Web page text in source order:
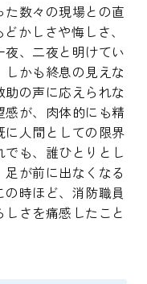
数々の現場との直
かしさや悔しさ、
、二夜と明けてい
かも終息の見えな
の声に応えられな
が、肉体的にも精
人間としての限界
も、誰ひとりとし
が前に出なくなる
時ほど、消防職員
さを痛感したこと